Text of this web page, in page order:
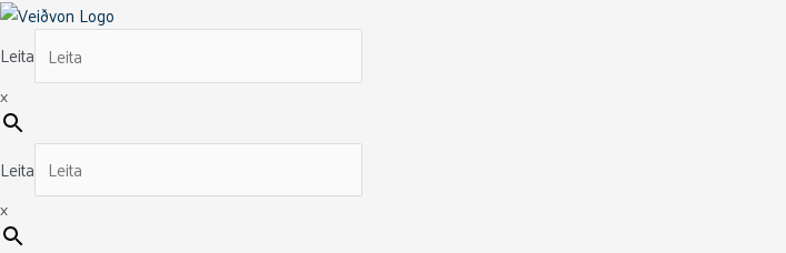
Skip
content
Leita
×
Leita
×
Sonar
Leader
Kit
10f
quantity